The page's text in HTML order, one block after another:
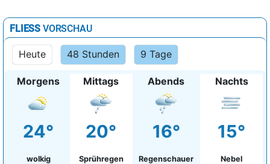
FLIESS VORSCHAU
Heute 48 Stunden 9 Tage
Morgens
24°
wolkig
Mittags
20°
Sprühregen
Abends
16°
Regenschauer
Nachts
15°
Nebel